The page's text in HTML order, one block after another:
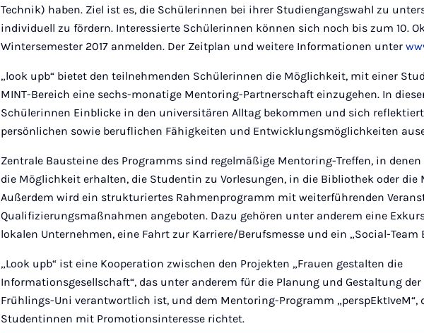
Technik) haben. Ziel ist es, die Schülerinnen bei ihrer Studiengangswahl zu
individuell zu fördern. Interessierte Schülerinnen können sich noch bis zum 10.
Wintersemester 2017 anmelden. Der Zeitplan und weitere Informationen unter
„look upb“ bietet den teilnehmenden Schülerinnen die Möglichkeit, mit einer
MINT-Bereich eine sechs-monatige Mentoring-Partnerschaft einzugehen. In
Schülerinnen Einblicke in den universitären Alltag bekommen und sich
persönlichen sowie beruflichen Fähigkeiten und Entwicklungsmöglichkeiten
Zentrale Bausteine des Programms sind regelmäßige Mentoring-Treffen, in
die Möglichkeit erhalten, die Studentin zu Vorlesungen, in die Bibliothek oder die
Außerdem wird ein strukturiertes Rahmenprogramm mit weiterführenden
Qualifizierungsmaßnahmen angeboten. Dazu gehören unter anderem eine
lokalen Unternehmen, eine Fahrt zur Karriere/Berufsmesse und ein „Social-Team
„Look upb“ ist eine Kooperation zwischen den Projekten „Frauen gestalten die
Informationsgesellschaft“, das unter anderem für die Planung und Gestaltung
Frühlings-Uni verantwortlich ist, und dem Mentoring-Programm „perspEktIveM“,
Studentinnen mit Promotionsinteresse richtet.